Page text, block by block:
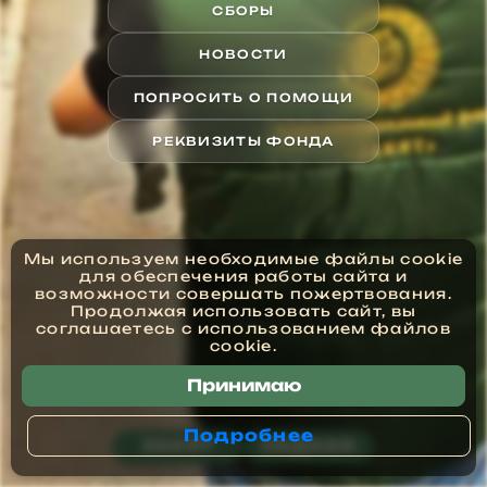
СБОРЫ
НОВОСТИ
ПОПРОСИТЬ О ПОМОЩИ
РЕКВИЗИТЫ ФОНДА
ЗАКЯТ САДАКА
Мы используем необходимые файлы cookie
для обеспечения работы сайта и
возможности совершать пожертвования.
Продолжая использовать сайт, вы
соглашаетесь с использованием файлов
cookie.
Принимаю
Подробнее